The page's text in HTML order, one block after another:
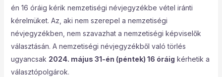
én 16 óráig kérik nemzetiségi névjegyzékbe vétel iránti
kérelmüket. Az, aki nem szerepel a nemzetiségi
névjegyzékben, nem szavazhat a nemzetiségi képviselők
választásán. A nemzetiségi névjegyzékből való törlés
ugyancsak 2024. május 31-én (péntek) 16 óráig kérhetik a
választópolgárok.